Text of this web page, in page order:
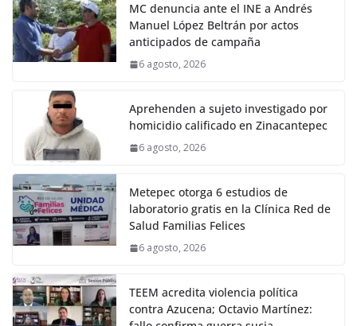
MC denuncia ante el INE a Andrés
Manuel López Beltrán por actos
anticipados de campaña
6 agosto, 2026
Aprehenden a sujeto investigado por
homicidio calificado en Zinacantepec
6 agosto, 2026
Metepec otorga 6 estudios de
laboratorio gratis en la Clínica Red de
Salud Familias Felices
6 agosto, 2026
TEEM acredita violencia política
contra Azucena; Octavio Martínez: